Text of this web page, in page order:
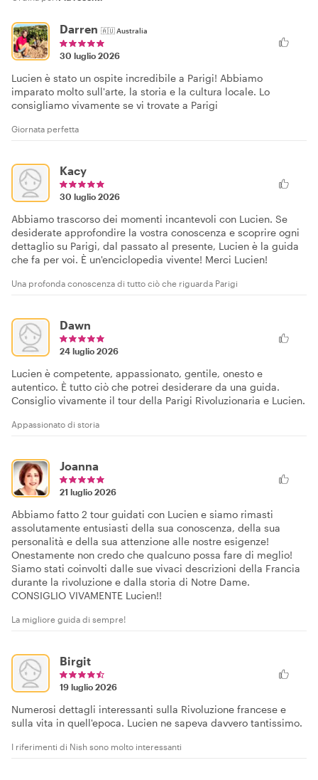
Darren 🇦🇺Australia
30 luglio 2026
Lucien è stato un ospite incredibile a Parigi! Abbiamo
imparato molto sull'arte, la storia e la cultura locale. Lo
consigliamo vivamente se vi trovate a Parigi
Giornata perfetta
Kacy
30 luglio 2026
Abbiamo trascorso dei momenti incantevoli con Lucien. Se
desiderate approfondire la vostra conoscenza e scoprire ogni
dettaglio su Parigi, dal passato al presente, Lucien è la guida
che fa per voi. È un'enciclopedia vivente! Merci Lucien!
Una profonda conoscenza di tutto ciò che riguarda Parigi
Dawn
24 luglio 2026
Lucien è competente, appassionato, gentile, onesto e
autentico. È tutto ciò che potrei desiderare da una guida.
Consiglio vivamente il tour della Parigi Rivoluzionaria e Lucien.
Appassionato di storia
Joanna
21 luglio 2026
Abbiamo fatto 2 tour guidati con Lucien e siamo rimasti
assolutamente entusiasti della sua conoscenza, della sua
personalità e della sua attenzione alle nostre esigenze!
Onestamente non credo che qualcuno possa fare di meglio!
Siamo stati coinvolti dalle sue vivaci descrizioni della Francia
durante la rivoluzione e dalla storia di Notre Dame.
CONSIGLIO VIVAMENTE Lucien!!
La migliore guida di sempre!
Birgit
19 luglio 2026
Numerosi dettagli interessanti sulla Rivoluzione francese e
sulla vita in quell'epoca. Lucien ne sapeva davvero tantissimo.
I riferimenti di Nish sono molto interessanti